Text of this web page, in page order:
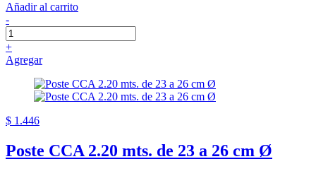
Añadir al carrito
-
+
Agregar
$ 1.446
Poste CCA 2.20 mts. de 23 a 26 cm Ø